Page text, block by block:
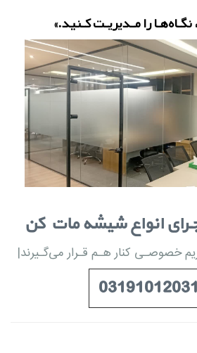
را مـدیریـت کـنید.»
انواع شیشه مات کن
خصوصـی کنار هـم قـرار می‌گـیرند|